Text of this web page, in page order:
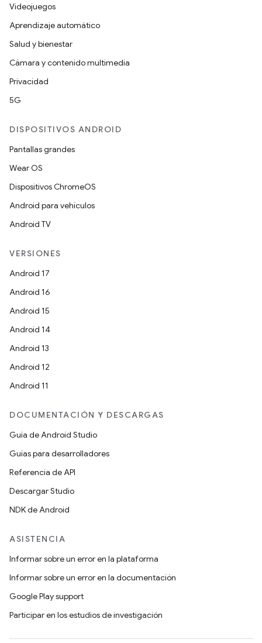
Videojuegos
Aprendizaje automático
Salud y bienestar
Cámara y contenido multimedia
Privacidad
5G
DISPOSITIVOS ANDROID
Pantallas grandes
Wear OS
Dispositivos ChromeOS
Android para vehículos
Android TV
VERSIONES
Android 17
Android 16
Android 15
Android 14
Android 13
Android 12
Android 11
DOCUMENTACIÓN Y DESCARGAS
Guía de Android Studio
Guías para desarrolladores
Referencia de API
Descargar Studio
NDK de Android
ASISTENCIA
Informar sobre un error en la plataforma
Informar sobre un error en la documentación
Google Play support
Participar en los estudios de investigación